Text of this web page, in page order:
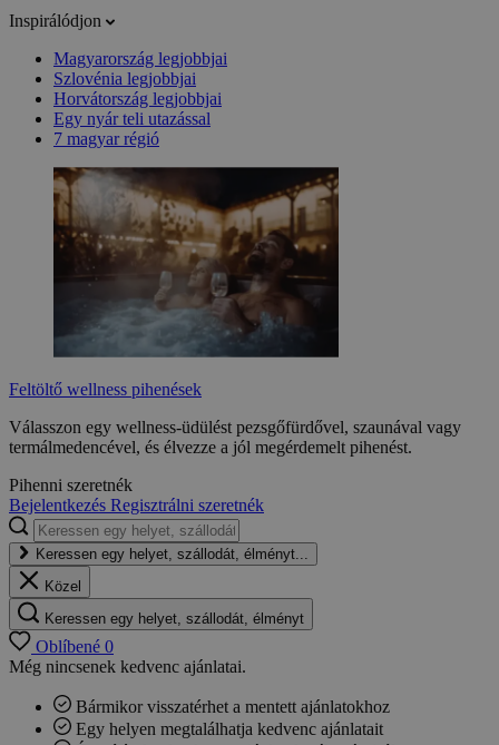
Inspirálódjon
Magyarország legjobbjai
Szlovénia legjobbjai
Horvátország legjobbjai
Egy nyár teli utazással
7 magyar régió
Feltöltő wellness pihenések
Válasszon egy wellness-üdülést pezsgőfürdővel, szaunával vagy
termálmedencével, és élvezze a jól megérdemelt pihenést.
Pihenni szeretnék
Bejelentkezés Regisztrálni szeretnék
Keressen egy helyet, szállodát, élményt...
Közel
Keressen egy helyet, szállodát, élményt
Oblíbené 0
Még nincsenek kedvenc ajánlatai.
Bármikor visszatérhet a mentett ajánlatokhoz
Egy helyen megtalálhatja kedvenc ajánlatait